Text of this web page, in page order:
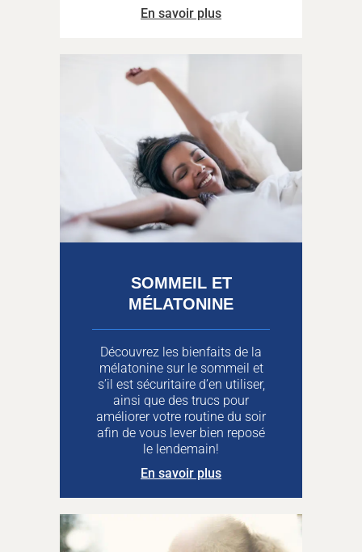
En savoir plus
SOMMEIL ET
MÉLATONINE
Découvrez les bienfaits de la
mélatonine sur le sommeil et
s’il est sécuritaire d’en utiliser,
ainsi que des trucs pour
améliorer votre routine du soir
afin de vous lever bien reposé
le lendemain!
En savoir plus